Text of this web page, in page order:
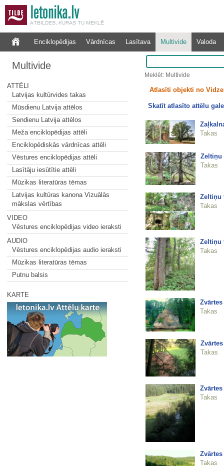
Enciklopēdijas Vārdnīcas Lasītava Multivide Valoda
Multivide
ATTĒLI
Latvijas kultūrvides takas
Mūsdienu Latvija attēlos
Sendienu Latvija attēlos
Meža enciklopēdijas attēli
Enciklopēdiskās vārdnīcas attēli
Vēstures enciklopēdijas attēli
Lasītāju iesūtītie attēli
Mūzikas literatūras tēmas
Latvijas kultūras kanona Vizuālās
mākslas vērtības
VIDEO
Vēstures enciklopēdijas video ieraksti
AUDIO
Vēstures enciklopēdijas audio ieraksti
Mūzikas literatūras tēmas
Putnu balsis
KARTE
Meklēt: Multivide
Atlasīti objekti no
Skatīt atlasīto attēlu
Takas
Zeltiņu
Takas
Zeltiņu
Takas
Zeltiņu
Takas
Takas
Takas
Takas
Takas